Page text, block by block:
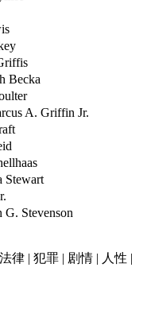
A. Griffin Jr.
| 犯罪 | 剧情 | 人性 |